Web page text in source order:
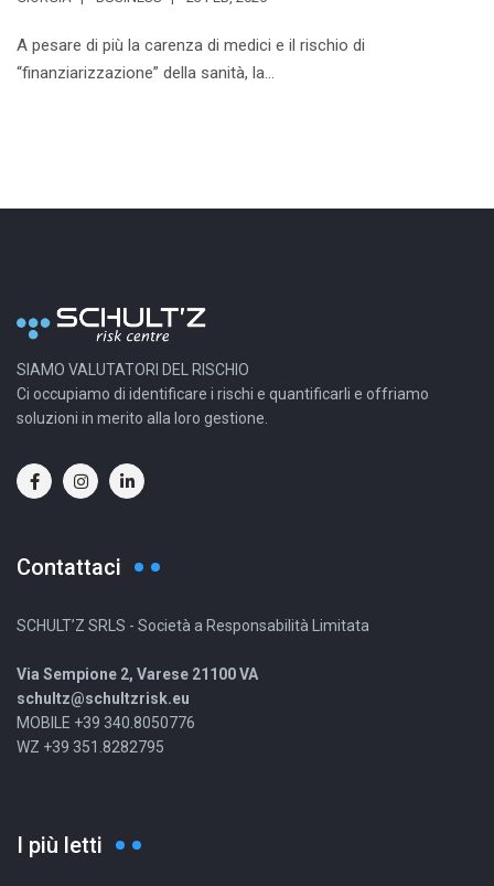
23 FEB, 2026
A pesare di più la carenza di medici e il rischio di
“finanziarizzazione” della sanità, la...
Ci occupiamo di identificare i rischi e quantificarli e offriamo
soluzioni in merito alla loro gestione.
Contattaci
SCHULT’Z SRLS - Società a Responsabilità Limitata
Via Sempione 2, Varese 21100 VA
schultz@schultzrisk.eu
I più letti